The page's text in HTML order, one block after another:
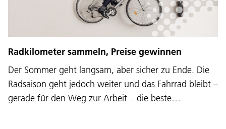
Radkilometer sammeln, Preise gewinnen
Der Sommer geht langsam, aber sicher zu Ende. Die
Radsaison geht jedoch weiter und das Fahrrad bleibt –
gerade für den Weg zur Arbeit – die beste…